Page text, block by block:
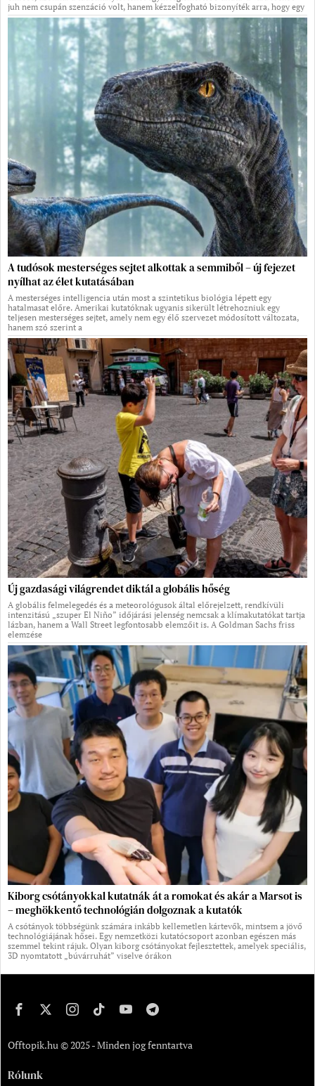
juh nem csupán szenzáció volt, hanem kézzelfogható bizonyíték arra, hogy egy
A tudósok mesterséges sejtet alkottak a semmiből – új fejezet
nyílhat az élet kutatásában
A mesterséges intelligencia után most a szintetikus biológia lépett egy
hatalmasat előre. Amerikai kutatóknak ugyanis sikerült létrehozniuk egy
teljesen mesterséges sejtet, amely nem egy élő szervezet módosított változata,
hanem szó szerint a
Új gazdasági világrendet diktál a globális hőség
A globális felmelegedés és a meteorológusok által előrejelzett, rendkívüli
intenzitású „szuper El Niño” időjárási jelenség nemcsak a klímakutatókat tartja
lázban, hanem a Wall Street legfontosabb elemzőit is. A Goldman Sachs friss
elemzése
Kiborg csótányokkal kutatnák át a romokat és akár a Marsot is
– meghökkentő technológián dolgoznak a kutatók
A csótányok többségünk számára inkább kellemetlen kártevők, mintsem a jövő
technológiájának hősei. Egy nemzetközi kutatócsoport azonban egészen más
szemmel tekint rájuk. Olyan kiborg csótányokat fejlesztettek, amelyek speciális,
3D nyomtatott „búvárruhát” viselve órákon
Offtopik.hu © 2025 - Minden jog fenntartva
Rólunk